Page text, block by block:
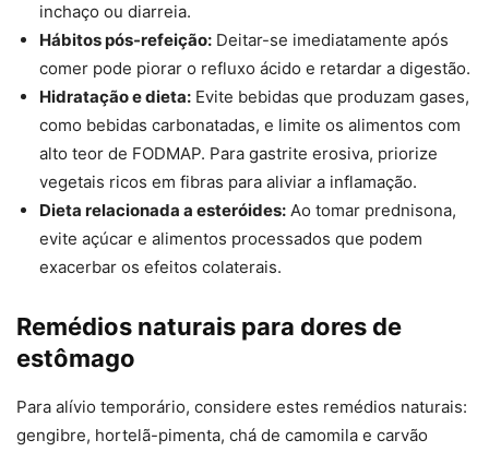
inchaço ou diarreia.
Hábitos pós-refeição: Deitar-se imediatamente após
comer pode piorar o refluxo ácido e retardar a digestão.
Hidratação e dieta: Evite bebidas que produzam gases,
como bebidas carbonatadas, e limite os alimentos com
alto teor de FODMAP. Para gastrite erosiva, priorize
vegetais ricos em fibras para aliviar a inflamação.
Dieta relacionada a esteróides: Ao tomar prednisona,
evite açúcar e alimentos processados ​​que podem
exacerbar os efeitos colaterais.
Remédios naturais para dores de
estômago
Para alívio temporário, considere estes remédios naturais:
gengibre, hortelã-pimenta, chá de camomila e carvão